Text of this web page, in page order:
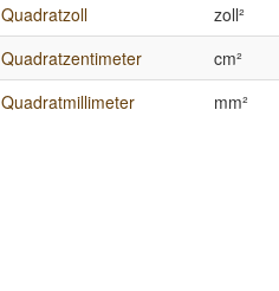
Quadratzoll
zoll²
Quadratzentimeter
cm²
Quadratmillimeter
mm²